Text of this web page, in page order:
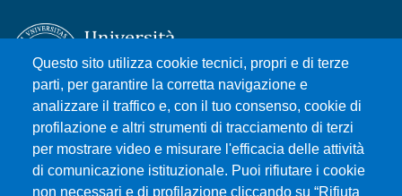
Questo sito utilizza cookie tecnici, propri e di terze
parti, per garantire la corretta navigazione e
analizzare il traffico e, con il tuo consenso, cookie di
profilazione e altri strumenti di tracciamento di terzi
per mostrare video e misurare l'efficacia delle attività
di comunicazione istituzionale. Puoi rifiutare i cookie
non necessari e di profilazione cliccando su “Rifiuta
Università degli Studi di Messina
Piazza Pugliatti, 1 - 98122 Messina
Cod. Fiscale 80004070837